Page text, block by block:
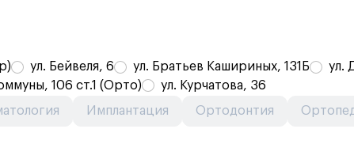
ул. Бейвеля, 6 ул. Братьев Кашириных, 131Б ул.
106 ст.1 (Орто) ул. Курчатова, 36
Имплантация Ортодонтия